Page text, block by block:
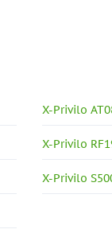
X-Privilo
X-Privilo
X-Privilo